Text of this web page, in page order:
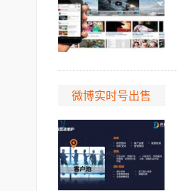
微博实时号出售